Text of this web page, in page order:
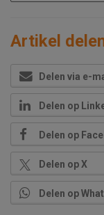
Artikel
Delen via e-
Delen op
Delen op
Delen op X
Delen op